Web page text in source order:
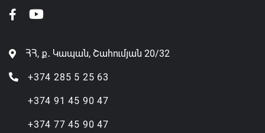
ՀՀ, ք․ Կապան, Շահումյան 20/32
+374 285 5 25 63
+374 91 45 90 47
+374 77 45 90 47